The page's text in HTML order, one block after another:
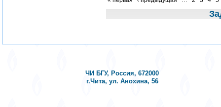
ЧИ БГУ, Россия, 672000
г.Чита, ул. Анохина, 56